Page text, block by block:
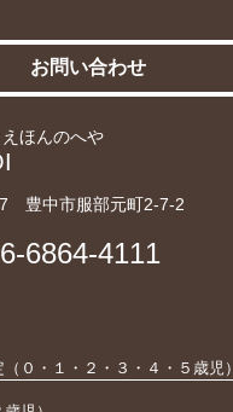
お問い合わせ
ほんのへや
豊中市服部元町2-7-2
6864-4111
０・１・２・３・４・５歳児）